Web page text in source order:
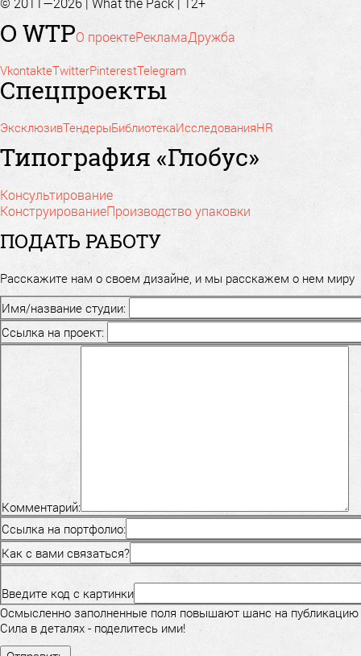
О WTPО проектеРекламаДружба
VkontakteTwitterPinterestTelegram
Спецпроекты
ЭксклюзивТендерыБиблиотекаИсследованияHR
Типография «Глобус»
Консультирование
КонструированиеПроизводство упаковки
ПОДАТЬ РАБОТУ
Расскажите нам о своем дизайне, и мы расскажем о нем миру
Имя/название студии:
Ссылка на проект:
Комментарий:
Ссылка на портфолио:
Как с вами связаться?
Введите код с картинки
Осмысленно заполненные поля повышают шанс на публикацию
Сила в деталях - поделитесь ими!